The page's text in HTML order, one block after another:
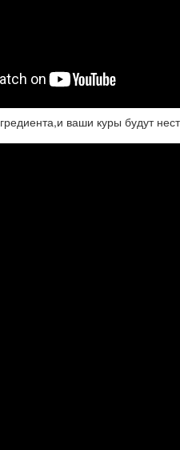
ваши куры будут